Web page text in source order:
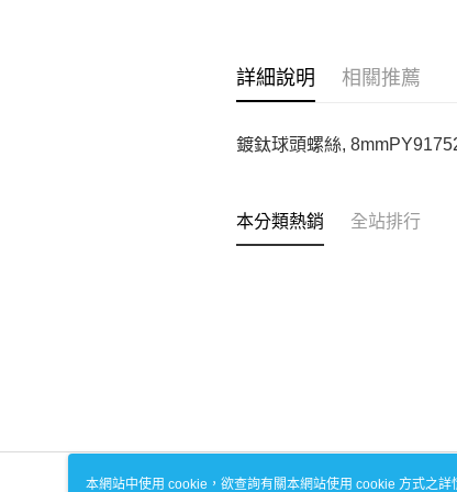
詳細說明 相關推薦
鍍鈦球頭螺絲,
本分類熱銷 全站排行
本網站中使用 cookie，欲查詢有關本網站使用 cookie 方式之